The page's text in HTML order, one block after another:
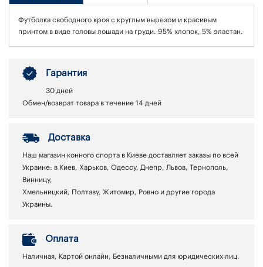
Футболка свободного кроя с круглым вырезом и красивым
принтом в виде головы лошади на груди. 95% хлопок, 5% эластан.
Гарантия
30 дней
Обмен/возврат товара в течение 14 дней
Доставка
Наш магазин конного спорта в Киеве доставляет заказы по всей
Украине: в Киев, Харьков, Одессу, Днепр, Львов, Тернополь,
Винницу,
Хмельницкий, Полтаву, Житомир, Ровно и другие города
Украины.
Оплата
Наличная, Картой онлайн, Безналичными для юридических лиц.